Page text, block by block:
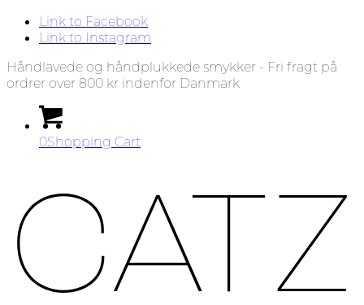
Link to Facebook
Link to Instagram
Håndlavede og håndplukkede smykker - Fri fragt på
ordrer over 800 kr indenfor Danmark
0Shopping Cart